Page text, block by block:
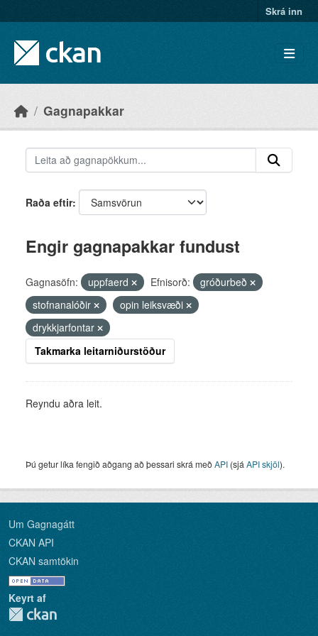
Skrá inn
Gagnapakkar
Raða eftir
Engir gagnapakkar fundust
Gagnasöfn: uppfaerd Efnisorð:
gróðurbeð
stofnanalóðir
opin leiksvæði
drykkjarfontar
Takmarka leitarniðurstöður
Reyndu aðra leit.
Þú getur líka fengið aðgang að þessari skrá meðAPI (sjá API skjöl).
Um Gagnagátt
CKAN API
CKAN samtökin
Keyrt af